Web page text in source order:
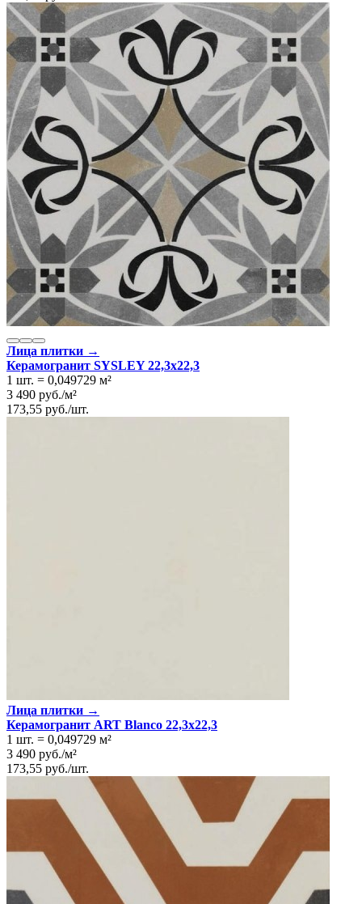
Лица плитки →
Керамогранит SYSLEY 22,3x22,3
1 шт. = 0,049729 м²
3 490 руб./м²
173,55 руб./шт.
Лица плитки →
Керамогранит ART Blanco 22,3x22,3
1 шт. = 0,049729 м²
3 490 руб./м²
173,55 руб./шт.